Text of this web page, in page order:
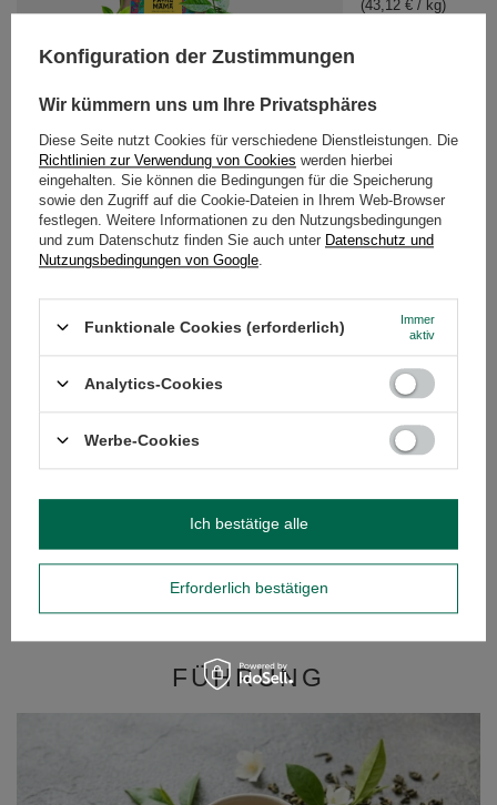
Guayusa Pachamama Set
25,99 € Set
(43,12 € / kg)
EMPFOHLENE PRODUKTE
Guayusa Pachamama Menta Limon 100 g (bio)
Guayusa
(75,00 € / kg)
FÜHRUNG
Konfiguration der Zustimmungen
Wir kümmern uns um Ihre Privatsphäres
Diese Seite nutzt Cookies für verschiedene Dienstleistungen. Die
Richtlinien zur Verwendung von Cookies werden hierbei
eingehalten. Sie können die Bedingungen für die Speicherung
sowie den Zugriff auf die Cookie-Dateien in Ihrem Web-Browser
festlegen. Weitere Informationen zu den Nutzungsbedingungen
und zum Datenschutz finden Sie auch unter Datenschutz und
Nutzungsbedingungen von Google
Funktionale Cookies (erforderlich)
Immer
aktiv
Analytics-Cookies
Werbe-Cookies
Erforderlich bestätigen
Ich bestätige alle